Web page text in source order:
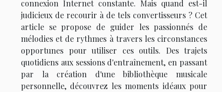
connexion Internet constante. Mais quand est-il
judicieux de recourir à de tels convertisseurs ? Cet
article se propose de guider les passionnés de
mélodies et de rythmes à travers les circonstances
opportunes pour utiliser ces outils. Des trajets
quotidiens aux sessions d'entraînement, en passant
par la création d'une bibliothèque musicale
personnelle, découvrez les moments idéaux pour